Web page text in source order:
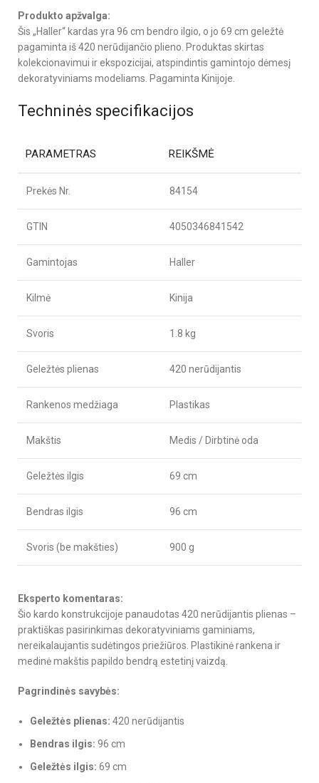
Produkto apžvalga:
Šis „Haller“ kardas yra 96 cm bendro ilgio, o jo 69 cm geležtė
pagaminta iš 420 nerūdijančio plieno. Produktas skirtas
kolekcionavimui ir ekspozicijai, atspindintis gamintojo dėmesį
dekoratyviniams modeliams. Pagaminta Kinijoje.
Techninės specifikacijos
PARAMETRAS REIKŠMĖ
Prekės Nr. 84154
GTIN 4050346841542
Gamintojas Haller
Kilmė Kinija
Svoris 1.8 kg
Geležtės plienas 420 nerūdijantis
Rankenos medžiaga Plastikas
Makštis Medis / Dirbtinė oda
Geležtės ilgis 69 cm
Bendras ilgis 96 cm
Svoris (be makšties) 900 g
Eksperto komentaras:
Šio kardo konstrukcijoje panaudotas 420 nerūdijantis plienas –
praktiškas pasirinkimas dekoratyviniams gaminiams,
nereikalaujantis sudėtingos priežiūros. Plastikinė rankena ir
medinė makštis papildo bendrą estetinį vaizdą.
Pagrindinės savybės:
Geležtės plienas: 420 nerūdijantis
Bendras ilgis: 96 cm
Geležtės ilgis: 69 cm